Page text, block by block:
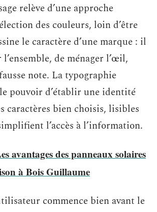
relève d’une approche
des couleurs, loin d’être
le caractère d’une marque : il
l’ensemble, de ménager l’œil,
note. La typographie
pouvoir d’établir une identité
caractères bien choisis, lisibles
l’accès à l’information.
avantages des panneaux solaires
à Bois Guillaume
commence bien avant le